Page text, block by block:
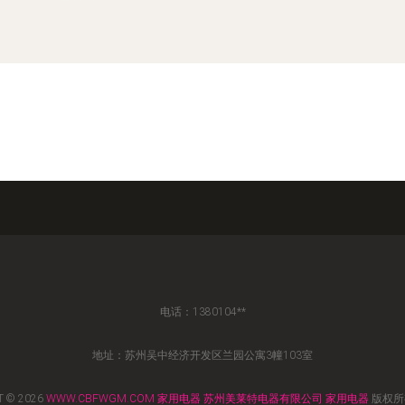
电话：1380104**
地址：苏州吴中经济开发区兰园公寓3幢103室
© 2026 WWW.CBFWGM.COM 家用电器 苏州美莱特电器有限公司 家用电器 版权